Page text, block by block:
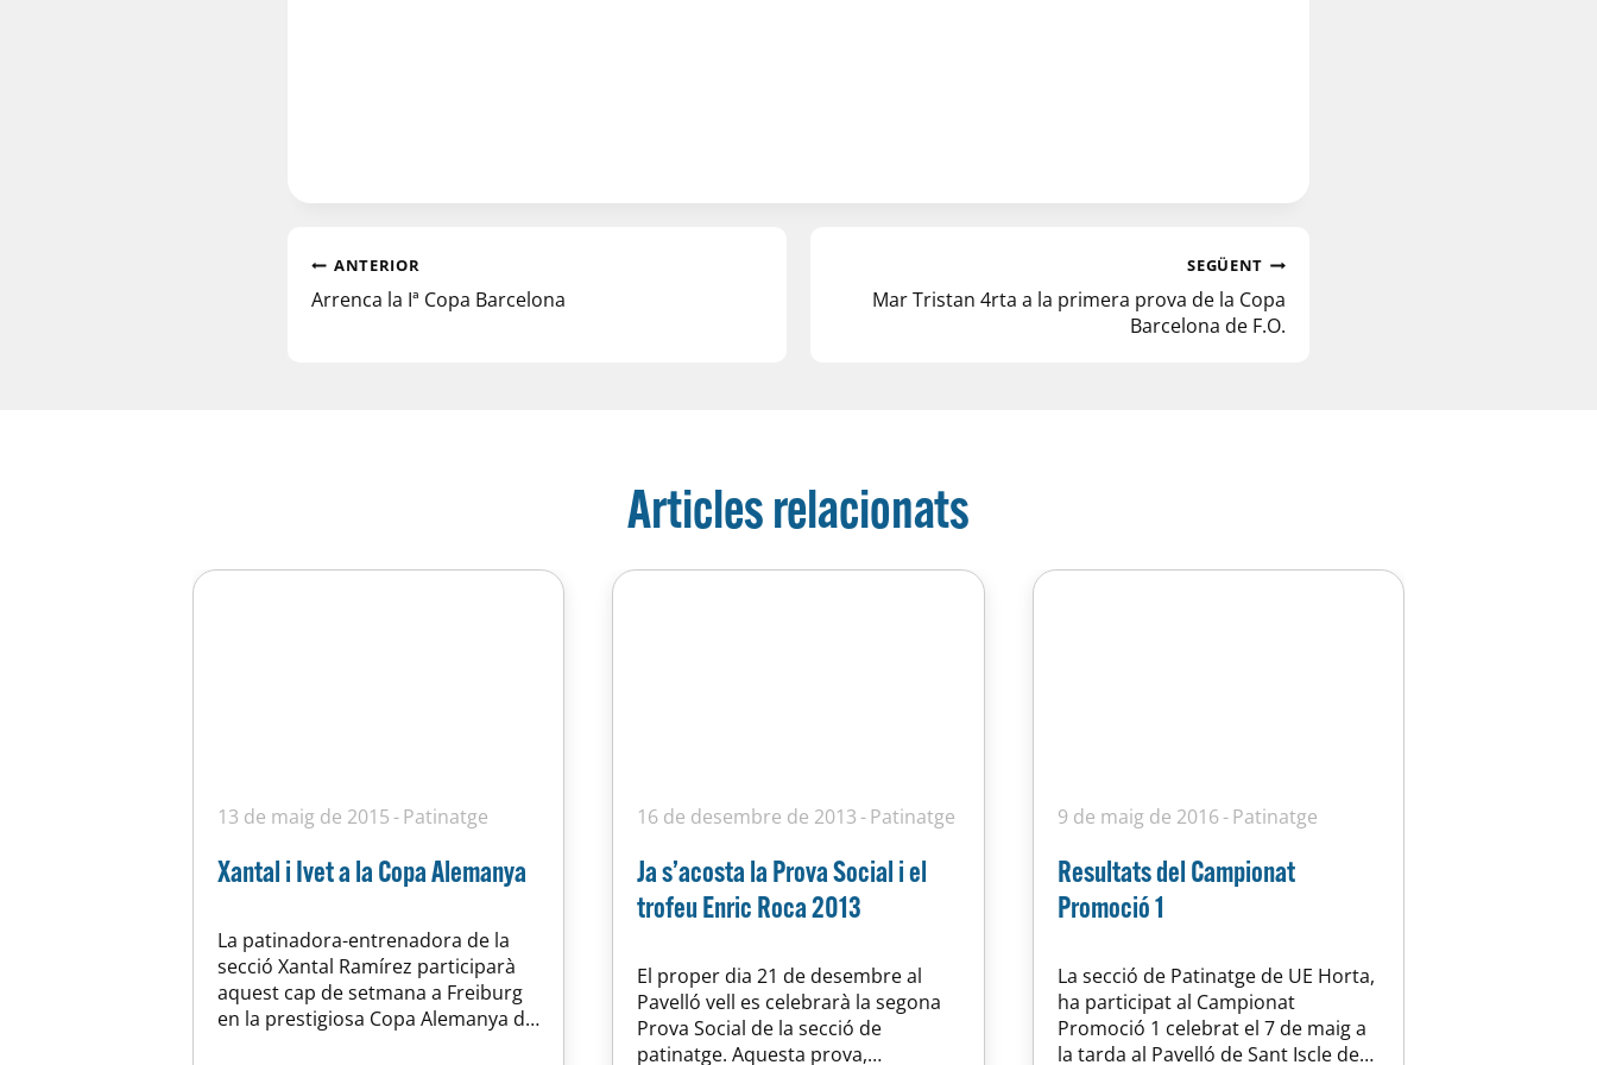
ANTERIOR
Arrenca la Iª Copa Barcelona
SEGÜENT
Mar Tristan 4rta a la primera prova de la Copa
Barcelona de F.O.
Articles relacionats
13 de maig de 2015 Patinatge
Xantal i Ivet a la Copa Alemanya
La patinadora-entrenadora de la
secció Xantal Ramírez participarà
aquest cap de setmana a Freiburg
en la prestigiosa Copa Alemanya de
16 de desembre de 2013 Patinatge
Ja s’acosta la Prova Social i el
trofeu Enric Roca 2013
El proper dia 21 de desembre al
Pavelló vell es celebrarà la segona
Prova Social de la secció de
patinatge. Aquesta prova,
9 de maig de 2016 Patinatge
Resultats del Campionat
Promoció 1
La secció de Patinatge de UE Horta,
ha participat al Campionat
Promoció 1 celebrat el 7 de maig a
la tarda al Pavelló de Sant Iscle de